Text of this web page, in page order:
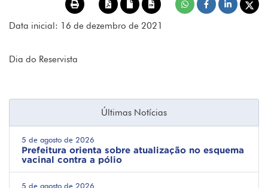
Data inicial: 16 de dezembro de 2021
Dia do Reservista
Últimas Notícias
5 de agosto de 2026
Prefeitura orienta sobre atualização no esquema
vacinal contra a pólio
5 de agosto de 2026